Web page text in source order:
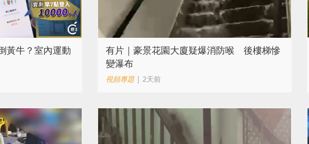
黃牛？室內運動
有片｜豪景花園大廈疑爆消防喉 後樓梯慘
變瀑布
視頻專題| 2天前